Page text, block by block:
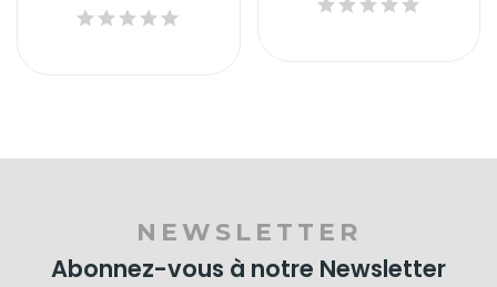
NEWSLETTER
Abonnez-vous à notre Newsletter